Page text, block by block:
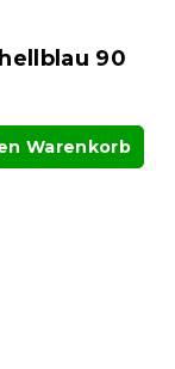
90
Warenkorb